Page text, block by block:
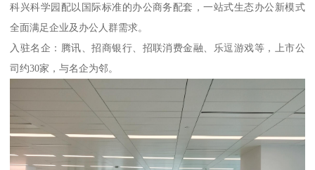
科兴科学园配以国际标准的办公商务配套，一站式生态办公新模式
全面满足企业及办公人群需求。
入驻名企：腾讯、招商银行、招联消费金融、乐逗游戏等，上市公
司约30家，与名企为邻。